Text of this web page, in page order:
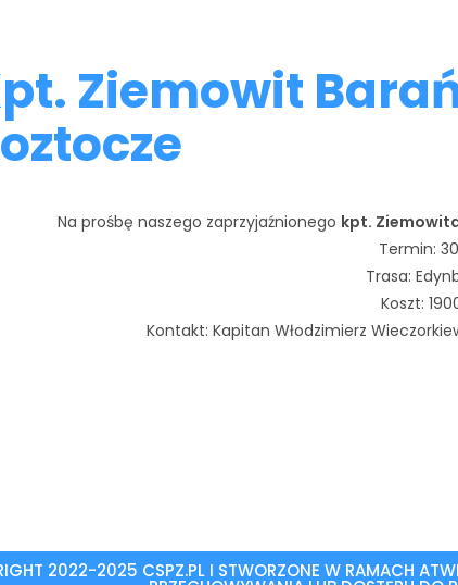
Ziemowit
Na prośbę naszego zaprzyjaźnionego kpt.
Termin:
Trasa:
Koszt:
Kontakt: Kapitan Włodzimierz
2022-2025 CSPZ.PL I STWORZONE W RAMACH